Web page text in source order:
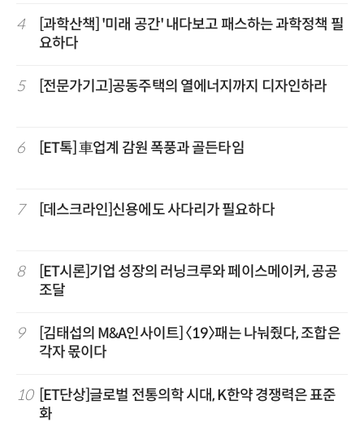
4
[과학산책] '미래 공간' 내다보고 패스하는 과학정책 필
요하다
5 [전문가기고]공동주택의 열에너지까지 디자인하라
6 [ET톡] 車업계 감원 폭풍과 골든타임
7 [데스크라인]신용에도 사다리가 필요하다
8
[ET시론]기업 성장의 러닝크루와 페이스메이커, 공공
조달
9
[김태섭의 M&A인사이트] 〈19〉패는 나눠줬다, 조합은
각자 몫이다
10 [ET단상]글로벌 전통의학 시대, K한약 경쟁력은 표준
화